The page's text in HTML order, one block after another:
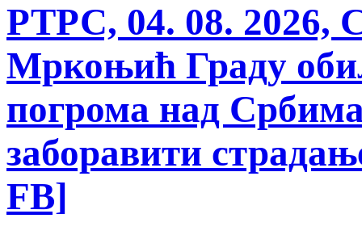
РТРС, 04. 08. 2026,
Мркоњић Граду
погрома над
заборавити
FB]